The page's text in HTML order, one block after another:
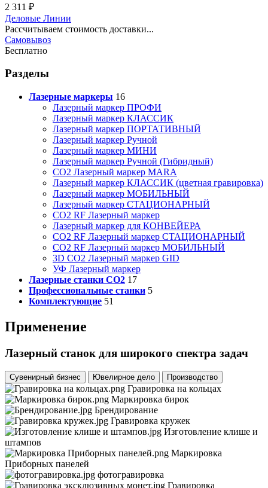
2 311 ₽
Деловые Линии
Рассчитываем стоимость доставки...
Самовывоз
Бесплатно
Разделы
Лазерные маркеры 16
Лазерный маркер ПРОФИ
Лазерный маркер КЛАССИК
Лазерный маркер ПОРТАТИВНЫЙ
Лазерный маркер Ручной
Лазерный маркер МИНИ
Лазерный маркер Ручной (Гибридный)
CO2 Лазерный маркер MARA
Лазерный маркер КЛАССИК (цветная гравировка)
Лазерный маркер МОБИЛЬНЫЙ
Лазерный маркер СТАЦИОНАРНЫЙ
CO2 RF Лазерный маркер
Лазерный маркер для КОНВЕЙЕРА
CO2 RF Лазерный маркер СТАЦИОНАРНЫЙ
CO2 RF Лазерный маркер МОБИЛЬНЫЙ
3D CO2 Лазерный маркер GID
УФ Лазерный маркер
Лазерные станки CO2 17
Профессиональные станки 5
Комплектующие 51
Применение
Лазерный станок для широкого спектра задач
Сувенирный бизнес Ювелирное дело Производство
Гравировка на кольцах
Маркировка бирок
Брендирование
Гравировка кружек
Изготовление клише и
штампов
Маркировка
Приборных панелей
фотогравировка
Гравировка